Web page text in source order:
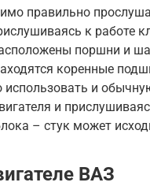
правильно
к работе
поршни и
коренные
и
и
– стук может
ВАЗ